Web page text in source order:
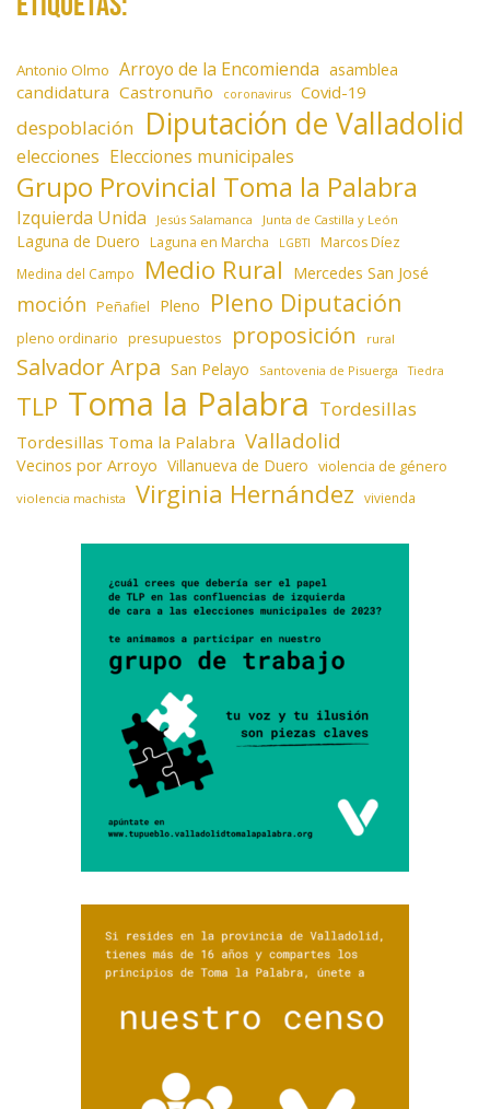
Antonio Olmo Arroyo de la Encomienda asamblea
candidatura Castronuño coronavirus Covid-19
despoblación Diputación de Valladolid
elecciones Elecciones municipales
Grupo Provincial Toma la Palabra
Izquierda Unida Jesús Salamanca Junta de Castilla y León
Laguna de Duero Laguna en Marcha LGBTI Marcos Díez
Medina del Campo Medio Rural Mercedes San José
moción Peñafiel Pleno Pleno Diputación
pleno ordinario presupuestos proposición rural
Salvador Arpa San Pelayo Santovenia de Pisuerga Tiedra
TLP Toma la Palabra Tordesillas
Tordesillas Toma la Palabra Valladolid
Vecinos por Arroyo Villanueva de Duero violencia de género
violencia machista Virginia Hernández vivienda